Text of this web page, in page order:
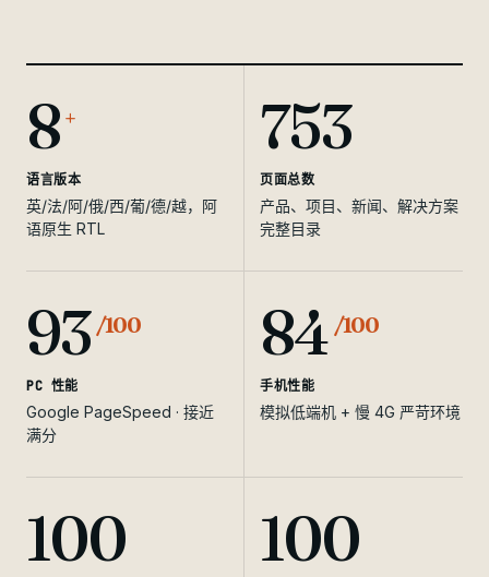
8 +
语言版本
英/法/阿/俄/西/葡/德/越，阿
语原生 RTL
753
页面总数
产品、项目、新闻、解决方案
完整目录
93 /100
PC 性能
Google PageSpeed · 接近
满分
84 /100
手机性能
模拟低端机 + 慢 4G 严苛环境
100 100